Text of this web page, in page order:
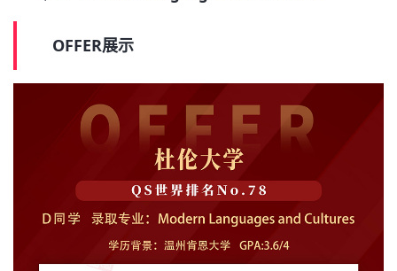
OFFER展示